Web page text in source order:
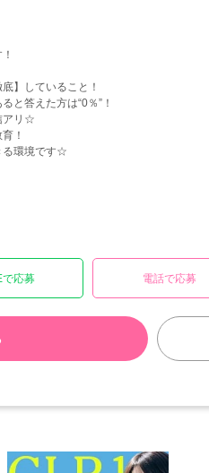
】していること！
と答えた方は“0％”！
アリ☆
！
る環境です☆
で応募 電話で応募